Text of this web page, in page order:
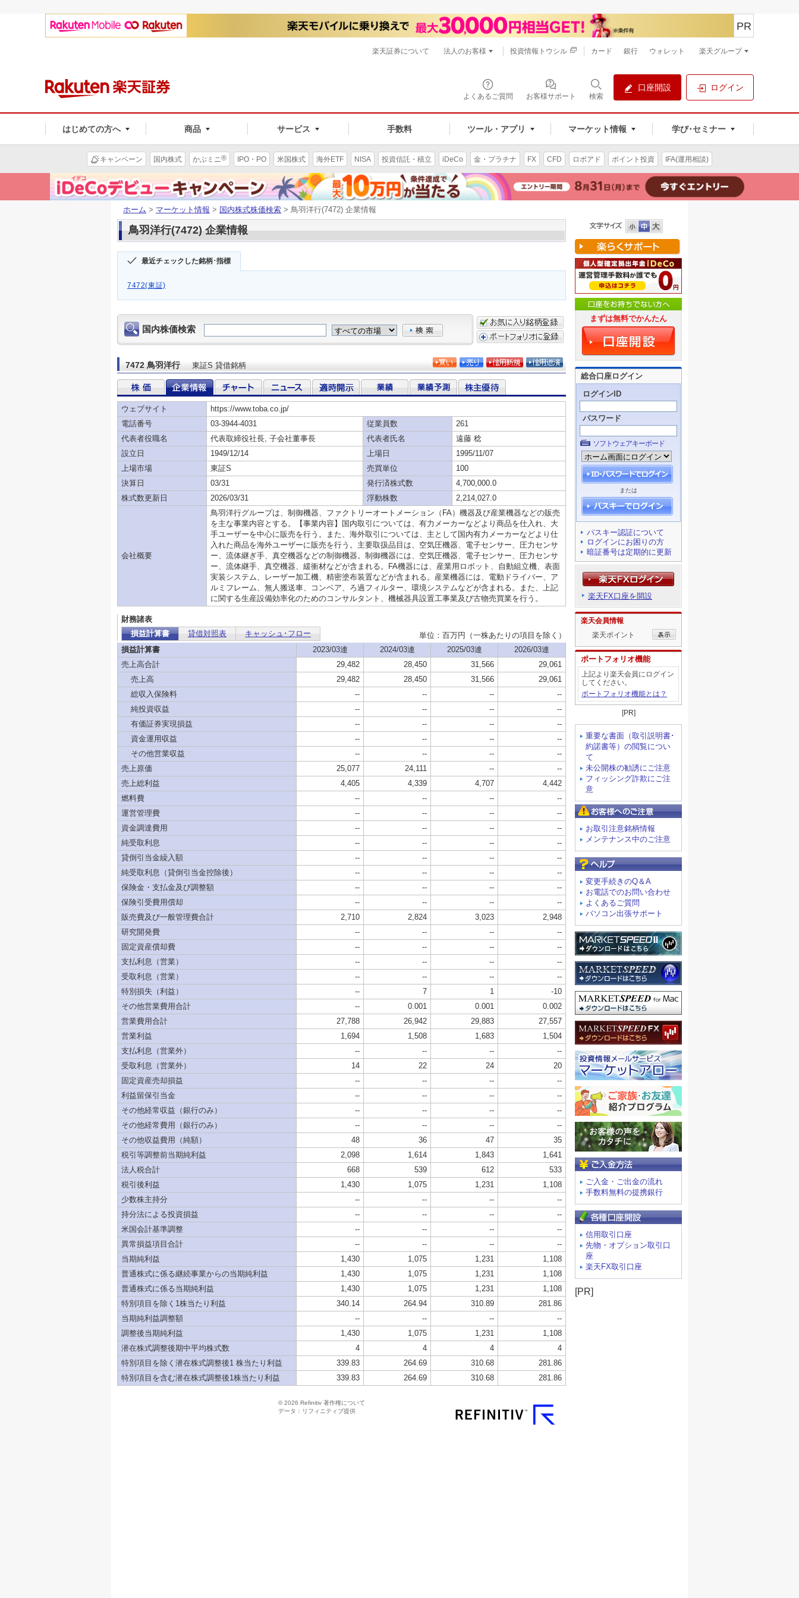
よくあるご質問 お客様サポート 検索
口座開設 ログイン
はじめての方へ 商品 サービス 手数料 ツール・アプリ マーケット情報 学び･セミナー
PR
楽天証券について 法人のお客様 投資情報トウシル カード 銀行 ウォレット 楽天グループ
キャンペーン 国内株式 かぶミニ® IPO・PO 米国株式 海外ETF NISA 投資信託・積立 iDeCo 金・プラチナ FX CFD ロボアド ポイント投資 IFA(運用相談)
ホーム > マーケット情報 > 国内株式株価検索 > 鳥羽洋行(7472) 企業情報
鳥羽洋行(7472) 企業情報
最近チェックした銘柄･指標
7472(東証)
まずは無料でかんたん
総合口座ログイン
ログインID
パスワード
ソフトウェアキーボード
または
パスキー認証について
ログインにお困りの方
暗証番号は定期的に更新
楽天FX口座を開設
楽天会員情報
楽天ポイント
ポートフォリオ機能
上記より楽天会員にログイン
してください。
ポートフォリオ機能とは？
[PR]
重要な書面（取引説明書･
約諾書等）の閲覧につい
て
未公開株の勧誘にご注意
フィッシング詐欺にご注
意
お取引注意銘柄情報
メンテナンス中のご注意
変更手続きのQ＆A
お電話でのお問い合わせ
よくあるご質問
パソコン出張サポート
ご入金・ご出金の流れ
手数料無料の提携銀行
信用取引口座
先物・オプション取引口
座
楽天FX取引口座
[PR]